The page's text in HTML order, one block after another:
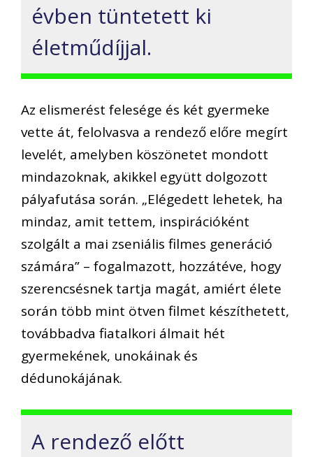
évben tüntetett ki
életműdíjjal.
Az elismerést felesége és két gyermeke
vette át, felolvasva a rendező előre megírt
levelét, amelyben köszönetet mondott
mindazoknak, akikkel együtt dolgozott
pályafutása során. „Elégedett lehetek, ha
mindaz, amit tettem, inspirációként
szolgált a mai zseniális filmes generáció
számára” – fogalmazott, hozzátéve, hogy
szerencsésnek tartja magát, amiért élete
során több mint ötven filmet készíthetett,
továbbadva fiatalkori álmait hét
gyermekének, unokáinak és
dédunokájának.
A rendező előtt